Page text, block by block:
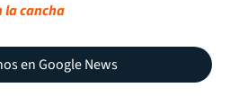
la cancha
en Google News